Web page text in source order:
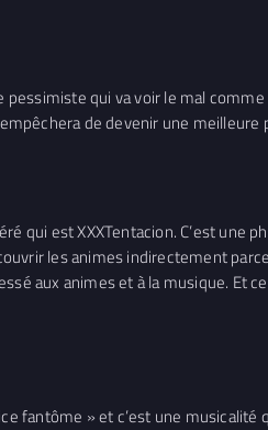
qui va voir le mal
de devenir une meilleure
qui est XXXTentacion. C’est une
les animes indirectement
aux animes et à la musique. Et
fantôme » et c’est une